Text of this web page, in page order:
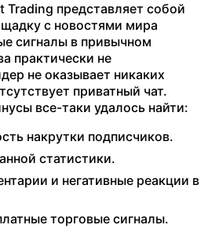
Trading представляет собой
с новостями мира
сигналы в привычном
практически не
не оказывает никаких
приватный чат.
все-таки удалось найти:
накрутки подписчиков.
статистики.
и негативные реакции в
торговые сигналы.